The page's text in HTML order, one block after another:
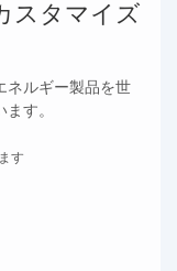
スタマイズ
ネルギー製品を世
す。
す